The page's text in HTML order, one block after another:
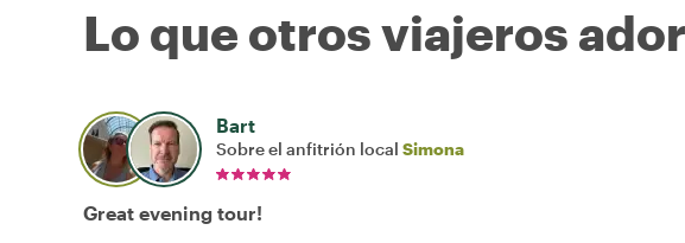
Lo que otros viajeros
Bart
Sobre el anfitrión local Simona
Great evening tour!